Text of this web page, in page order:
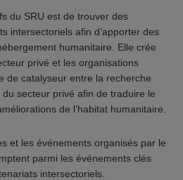
du SRU est de trouver des
intersectoriels afin d’apporter des
humanitaire. Elle crée
privé et les organisations
de catalyseur entre la recherche
du secteur privé afin de traduire le
de l’habitat humanitaire.
et les événements organisés par le
parmi les événements clés
intersectoriels.